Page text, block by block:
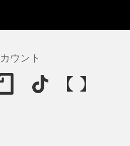
ウント